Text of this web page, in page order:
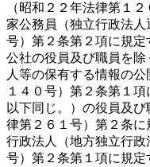
（昭和２２年法律第１
家公務員（独立行政法
号）第２条第２項に規
公社の役員及び職員を
人等の保有する情報の
１４０号）第２条第１
以下同じ。）の役員及
律第２６１号）第２条
行政法人（地方独立行
号）第２条第１項に規